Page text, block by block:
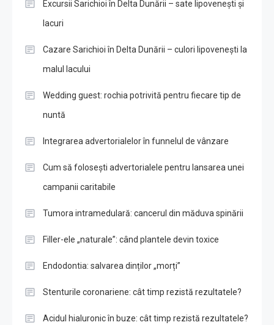
Excursii Sarichioi în Delta Dunării – sate lipovenești și
lacuri
Cazare Sarichioi în Delta Dunării – culori lipovenești la
malul lacului
Wedding guest: rochia potrivită pentru fiecare tip de
nuntă
Integrarea advertorialelor în funnelul de vânzare
Cum să folosești advertorialele pentru lansarea unei
campanii caritabile
Tumora intramedulară: cancerul din măduva spinării
Filler-ele „naturale”: când plantele devin toxice
Endodontia: salvarea dinților „morți”
Stenturile coronariene: cât timp rezistă rezultatele?
Acidul hialuronic în buze: cât timp rezistă rezultatele?